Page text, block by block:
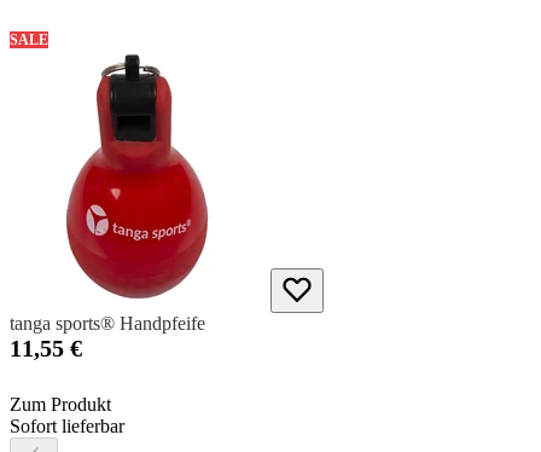
SALE
tanga sports® Handpfeife
11,55 €
Zum Produkt
Sofort lieferbar